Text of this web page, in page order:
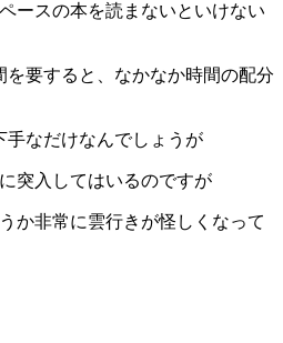
ースの本を読まないといけない
を要すると、なかなか時間の配分
手なだけなんでしょうが
突入してはいるのですが
か非常に雲行きが怪しくなって